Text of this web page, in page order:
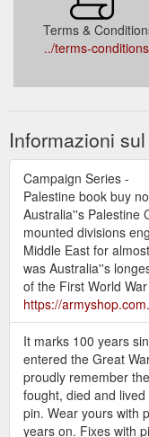
Terms &
../terms-
Informazioni
Campaign Series -
Palestine book buy
Australia''s Palestine
mounted divisions
Middle East for
was Australia''s
of the First World
https://
It marks 100 years
entered the Great
proudly remember
fought, died and
pin. Wear yours with
years on. Fixes with